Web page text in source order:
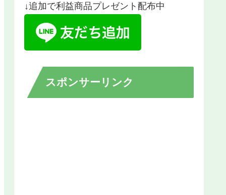
↓追加で利益商品プレゼント配布中
スポンサーリンク